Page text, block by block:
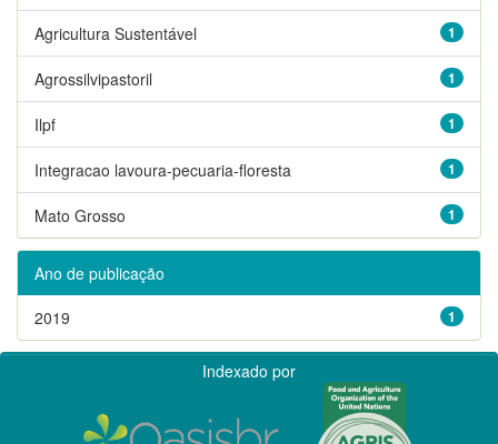
1
Agricultura Sustentável
1
Agrossilvipastoril
1
Ilpf
1
Integracao lavoura-pecuaria-floresta
1
Mato Grosso
Ano de publicação
1
2019
Indexado por